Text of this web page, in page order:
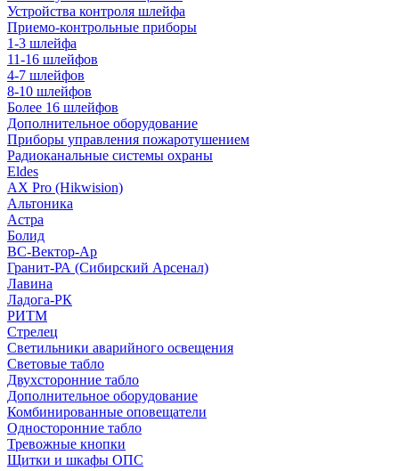
Устройства контроля шлейфа
Приемо-контрольные приборы
1-3 шлейфа
11-16 шлейфов
4-7 шлейфов
8-10 шлейфов
Более 16 шлейфов
Дополнительное оборудование
Приборы управления пожаротушением
Радиоканальные системы охраны
Eldes
AX Pro (Hikwision)
Альтоника
Астра
Болид
ВС-Вектор-Ар
Гранит-РА (Сибирский Арсенал)
Лавина
Ладога-РК
РИТМ
Стрелец
Светильники аварийного освещения
Световые табло
Двухсторонние табло
Дополнительное оборудование
Комбинированные оповещатели
Односторонние табло
Тревожные кнопки
Щитки и шкафы ОПС